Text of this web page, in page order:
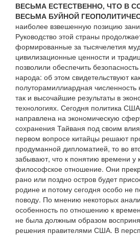
ВЕСЬМА ЕСТЕСТВЕННО, ЧТО В
ВЕСЬМА БУЙНОЙ
наиболее взвешенную позицию
Руководство этой страны
формированные за тысячелетия
цивилизационные ценности и
позволили обеспечить
народа: об этом свидетельствуют
полуторамиллиардная
так и высочайшие результаты в
технологиях. Сегодня политика
направлена на экономическую
сохранения Тайваня под своим
первом вопросе китайцы решают
продуманной дипломатией, то во
забывают, что к понятию времени у
философское отношение. Они
рано или поздно остров будет
родине и потому сегодня особо не
поводу. По мнению некоторых
особенность по отношению к
не была должным образом
решения правителями США. В